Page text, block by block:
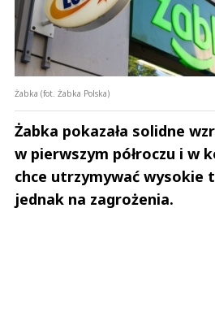
Żabka (fot. Żabka Polska)
Żabka pokazała solidne
w pierwszym półroczu i w
chce utrzymywać wysokie
jednak na zagrożenia.